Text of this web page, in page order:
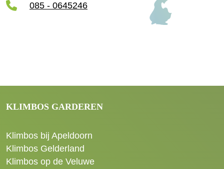
085 - 0645246
KLIMBOS GARDEREN
Klimbos bij Apeldoorn
Klimbos Gelderland
Klimbos op de Veluwe